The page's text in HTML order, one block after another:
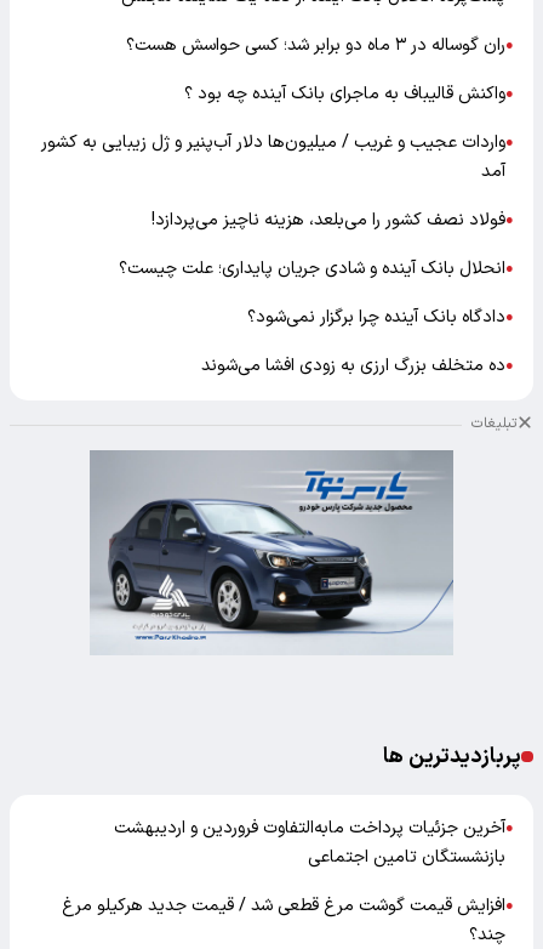
●ران گوساله در ۳ ماه دو برابر شد؛ کسی حواسش هست؟
●واکنش قالیباف به ماجرای بانک آینده چه بود ؟
●واردات عجیب و غریب / میلیون‌ها دلار آب‌پنیر و ژل زیبایی به کشور
آمد
●فولاد نصف کشور را می‌بلعد، هزینه ناچیز می‌پردازد!
●انحلال بانک آینده و شادی جریان پایداری؛ علت چیست؟
●دادگاه بانک آینده چرا برگزار نمی‌شود؟
●ده متخلف بزرگ ارزی به زودی افشا می‌شوند
تبلیغات
پربازدیدترین ها
●آخرین جزئیات پرداخت مابه‌التفاوت فروردین و اردیبهشت
بازنشستگان تامین اجتماعی
●افزایش قیمت گوشت مرغ قطعی شد / قیمت جدید هرکیلو مرغ
چند؟